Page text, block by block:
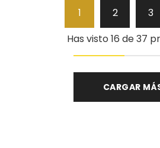
1 2
3
Has visto 16 de 37
CARGAR